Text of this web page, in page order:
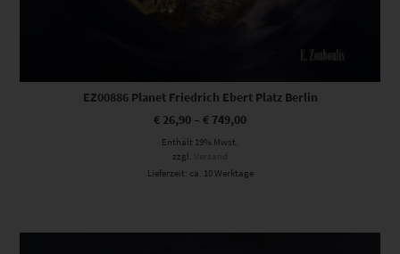
EZ00886 Planet Friedrich Ebert Platz Berlin
€ 26,90 – € 749,00
Enthält 19% Mwst.
zzgl.
Versand
Lieferzeit: ca. 10 Werktage
Dieses Produkt weist mehrere Varianten auf. Die Optionen können auf der Produktseite gewählt werden